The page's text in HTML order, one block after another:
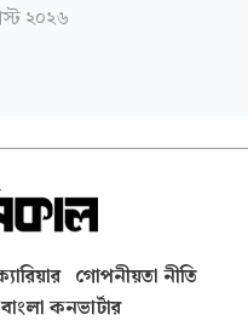
২০২৬
গোপনীয়তা নীতি
বাংলা কনভার্টার